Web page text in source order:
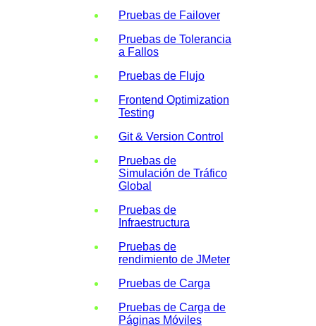
Pruebas de Failover
Pruebas de Tolerancia
a Fallos
Pruebas de Flujo
Frontend Optimization
Testing
Git & Version Control
Pruebas de
Simulación de Tráfico
Global
Pruebas de
Infraestructura
Pruebas de
rendimiento de JMeter
Pruebas de Carga
Pruebas de Carga de
Páginas Móviles